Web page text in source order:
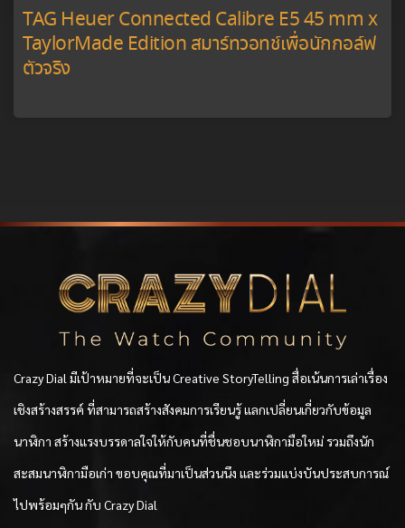
TAG Heuer Connected Calibre E5 45 mm x
TaylorMade Edition สมาร์ทวอทช์เพื่อนักกอล์ฟ
ตัวจริง
Crazy Dial มีเป้าหมายที่จะเป็น Creative StoryTelling สื่อเน้นการเล่าเรื่อง
เชิงสร้างสรรค์ ที่สามารถสร้างสังคมการเรียนรู้ แลกเปลี่ยนเกี่ยวกับข้อมูล
นาฬิกา สร้างแรงบรรดาลใจให้กับคนที่ชื่นชอบนาฬิกามือใหม่ รวมถึงนัก
สะสมนาฬิกามือเก่า ขอบคุณที่มาเป็นส่วนนึง และร่วมแบ่งบันประสบการณ์
ไปพร้อมๆกัน กับ Crazy Dial